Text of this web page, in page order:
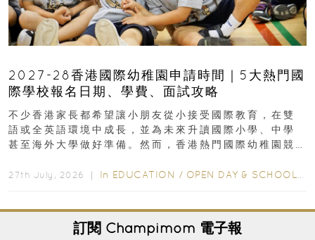
2027-28香港國際幼稚園申請時間｜5大熱門國
際學校報名日期、學費、面試攻略
不少香港家長都希望讓小朋友從小接受國際教育，在雙
語或全英語環境中成長，並為未來升讀國際小學、中學
甚至海外大學做好準備。然而，香港熱門國際幼稚園競
27th July, 2026 ｜ In EDUCATION / OPEN DAY & SCHOOL EVENTS
訂閱 Champimom 電子報